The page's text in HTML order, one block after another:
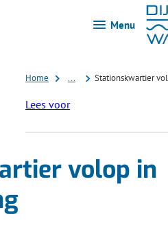
Menu
Home Stationskwartier
Lees voor
volop in